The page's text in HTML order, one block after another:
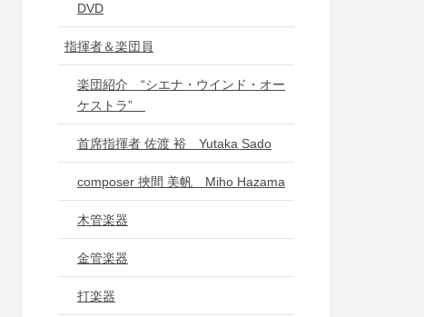
DVD
指揮者＆楽団員
楽団紹介 “シエナ・ウインド・オー
ケストラ”
首席指揮者 佐渡 裕 Yutaka Sado
composer 挾間 美帆 Miho Hazama
木管楽器
金管楽器
打楽器